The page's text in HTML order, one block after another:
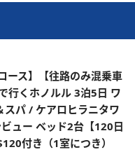
ース】【往路のみ混乗車
行くホノルル 3泊5日 ワ
スパ / ケアロヒラニタワ
ュー ベッド2台【120日
付き（1室につき）